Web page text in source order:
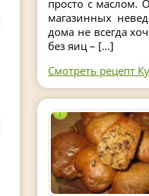
просто с маслом.
магазинных
дома не всегда
без яиц – […]
Смотреть рецепт